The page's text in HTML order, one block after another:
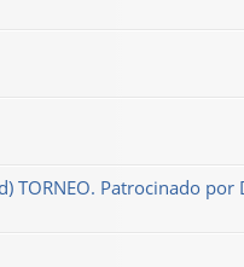
TORNEO. Patrocinado por